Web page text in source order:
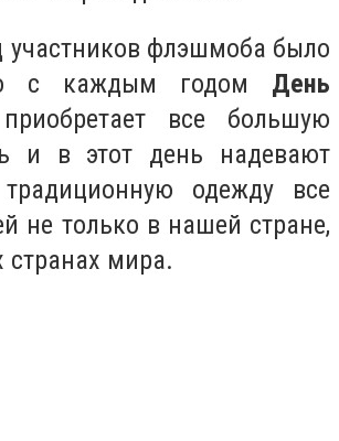
участников флэшмоба было
с каждым годом День
все большую
и в этот день надевают
одежду все
не только в нашей стране,
странах мира.